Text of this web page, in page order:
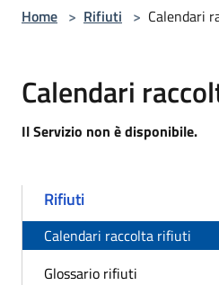
Home > Rifiuti > Calendari
Calendari
Il Servizio non è disponibile.
Rifiuti
Calendari raccolta rifiuti
Glossario rifiuti